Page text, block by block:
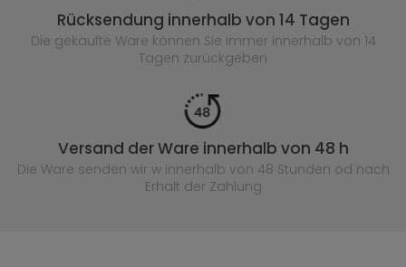
Rücksendung innerhalb von 14 Tagen
Die gekaufte Ware können Sie immer innerhalb von 14
Tagen zurückgeben
Versand der Ware innerhalb von 48 h
Die Ware senden wir w innerhalb von 48 Stunden od nach
Erhalt der Zahlung